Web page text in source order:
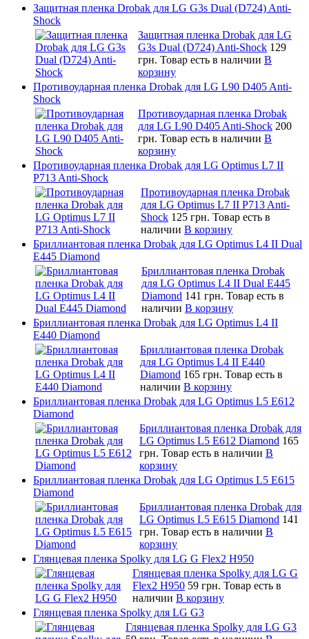
Защитная пленка Drobak для LG G3s Dual (D724) Anti-
Shock
Защитная пленка Drobak для LG
G3s Dual (D724) Anti-Shock 129
грн. Товар есть в наличии В
корзину
Противоударная пленка Drobak для LG L90 D405 Anti-
Shock
Противоударная пленка Drobak
для LG L90 D405 Anti-Shock 200
грн. Товар есть в наличии В
корзину
Противоударная пленка Drobak для LG Optimus L7 II
P713 Anti-Shock
Противоударная пленка Drobak
для LG Optimus L7 II P713 Anti-
Shock 125 грн. Товар есть в
наличии В корзину
Бриллиантовая пленка Drobak для LG Optimus L4 II Dual
E445 Diamond
Бриллиантовая пленка Drobak
для LG Optimus L4 II Dual E445
Diamond 141 грн. Товар есть в
наличии В корзину
Бриллиантовая пленка Drobak для LG Optimus L4 II
E440 Diamond
Бриллиантовая пленка Drobak
для LG Optimus L4 II E440
Diamond 165 грн. Товар есть в
наличии В корзину
Бриллиантовая пленка Drobak для LG Optimus L5 E612
Diamond
Бриллиантовая пленка Drobak для
LG Optimus L5 E612 Diamond 165
грн. Товар есть в наличии В
корзину
Бриллиантовая пленка Drobak для LG Optimus L5 E615
Diamond
Бриллиантовая пленка Drobak для
LG Optimus L5 E615 Diamond 141
грн. Товар есть в наличии В
корзину
Глянцевая пленка Spolky для LG G Flex2 H950
Глянцевая пленка Spolky для LG G
Flex2 H950 59 грн. Товар есть в
наличии В корзину
Глянцевая пленка Spolky для LG G3
Глянцевая пленка Spolky для LG G3